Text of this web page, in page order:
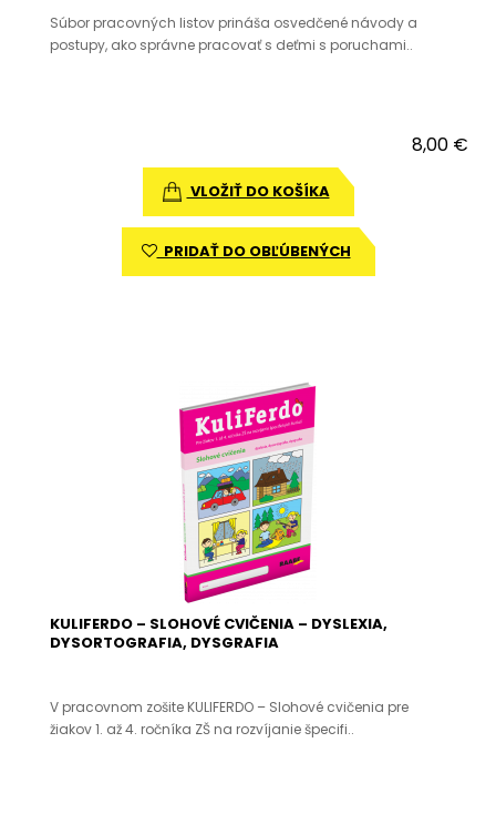
Súbor pracovných listov prináša osvedčené návody a
postupy, ako správne pracovať s deťmi s poruchami..
8,00 €
VLOŽIŤ DO KOŠÍKA
PRIDAŤ DO OBĽÚBENÝCH
KULIFERDO – SLOHOVÉ CVIČENIA – DYSLEXIA,
DYSORTOGRAFIA, DYSGRAFIA
V pracovnom zošite KULIFERDO – Slohové cvičenia pre
žiakov 1. až 4. ročníka ZŠ na rozvíjanie špecifi..